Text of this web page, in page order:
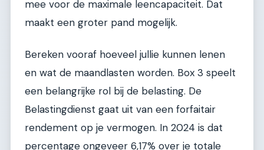
mee voor de maximale leencapaciteit. Dat
maakt een groter pand mogelijk.
Bereken vooraf hoeveel jullie kunnen lenen
en wat de maandlasten worden. Box 3 speelt
een belangrijke rol bij de belasting. De
Belastingdienst gaat uit van een forfaitair
rendement op je vermogen. In 2024 is dat
percentage ongeveer 6,17% over je totale